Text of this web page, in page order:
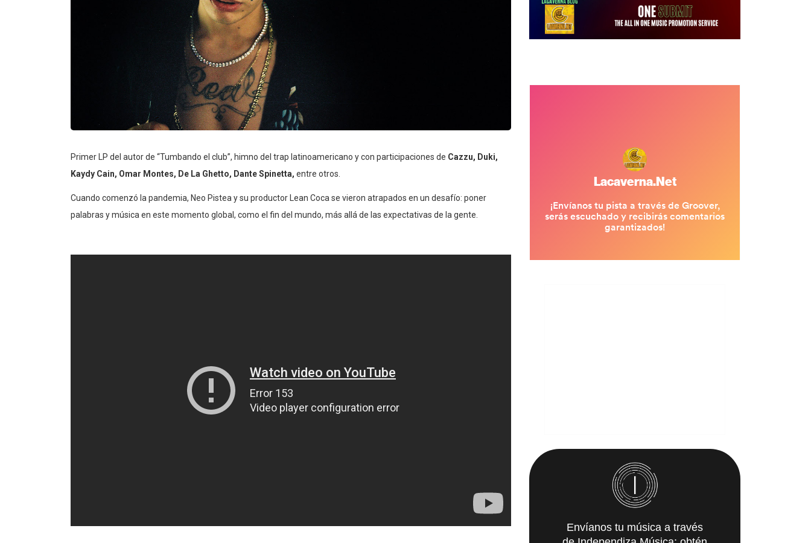
Primer LP del autor de “Tumbando el club”, himno del trap latinoamericano y con participaciones de Cazzu, Duki,
Kaydy Cain, Omar Montes, De La Ghetto, Dante Spinetta, entre otros.
Cuando comenzó la pandemia, Neo Pistea y su productor Lean Coca se vieron atrapados en un desafío: poner
palabras y música en este momento global, como el fin del mundo, más allá de las expectativas de la gente.
Envíanos tu música a través